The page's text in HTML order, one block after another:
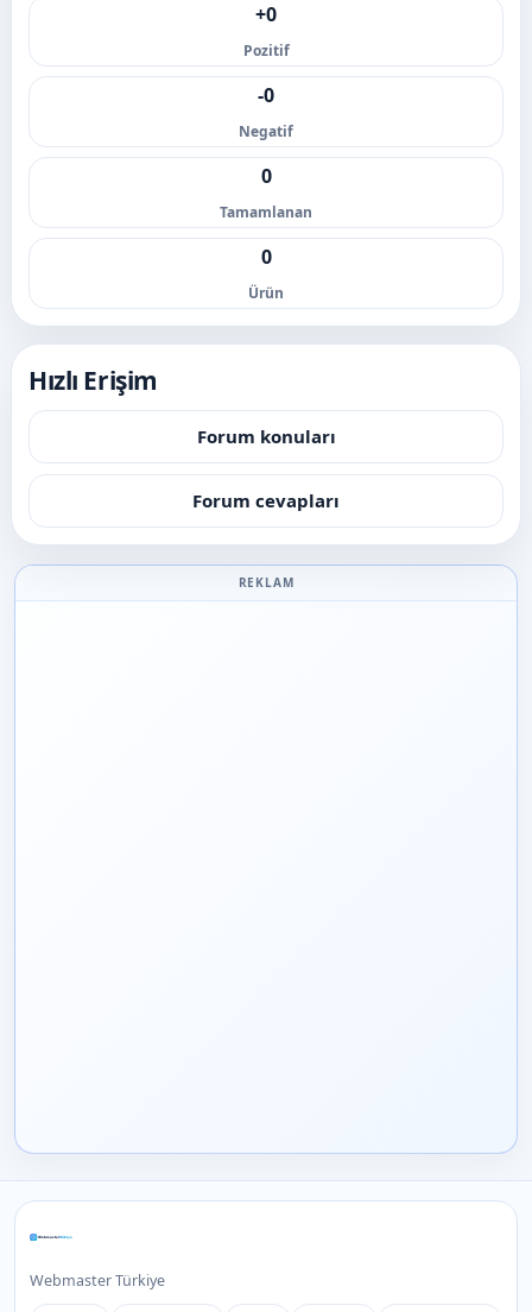
+0
Pozitif
-0
Negatif
0
Tamamlanan
0
Ürün
Hızlı Erişim
Forum konuları
Forum cevapları
REKLAM
Webmaster Türkiye